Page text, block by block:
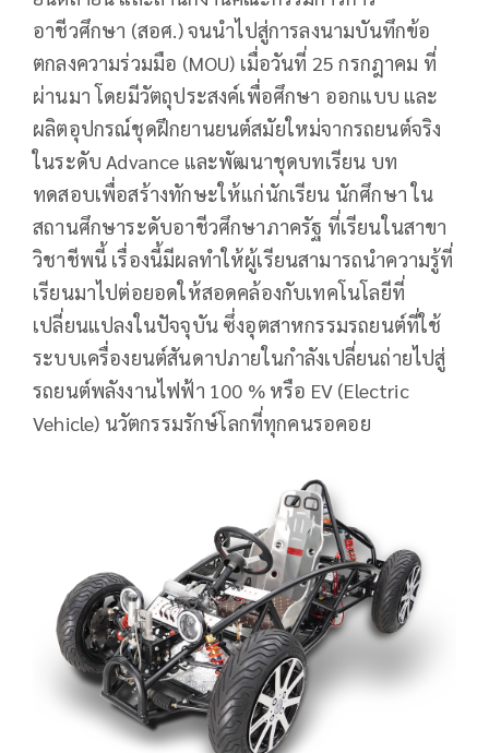
อาชีวศึกษา (สอศ.) จนนำไปสู่การลงนามบันทึกข้อ
ตกลงความร่วมมือ (MOU) เมื่อวันที่ 25 กรกฎาคม ที่
ผ่านมา โดยมีวัตถุประสงค์เพื่อศึกษา ออกแบบ และ
ผลิตอุปกรณ์ชุดฝึกยานยนต์สมัยใหม่จากรถยนต์จริง
ในระดับ Advance และพัฒนาชุดบทเรียน บท
ทดสอบเพื่อสร้างทักษะให้แก่นักเรียน นักศึกษา ใน
สถานศึกษาระดับอาชีวศึกษาภาครัฐ ที่เรียนในสาขา
วิชาชีพนี้ เรื่องนี้มีผลทำให้ผู้เรียนสามารถนำความรู้ที่
เรียนมาไปต่อยอดให้สอดคล้องกับเทคโนโลยีที่
เปลี่ยนแปลงในปัจจุบัน ซึ่งอุตสาหกรรมรถยนต์ที่ใช้
ระบบเครื่องยนต์สันดาปภายในกำลังเปลี่ยนถ่ายไปสู่
รถยนต์พลังงานไฟฟ้า 100 % หรือ EV (Electric
Vehicle) นวัตกรรมรักษ์โลกที่ทุกคนรอคอย